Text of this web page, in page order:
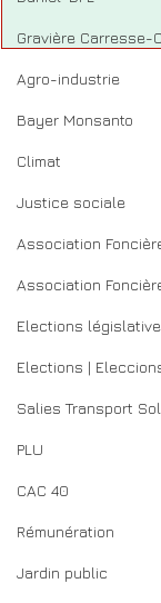
Gravière Carresse-
Agro-industrie
Bayer Monsanto
Climat
Justice sociale
Association
Association
Elections
Elections |
Salies Transport
PLU
CAC 40
Rémunération
Jardin public